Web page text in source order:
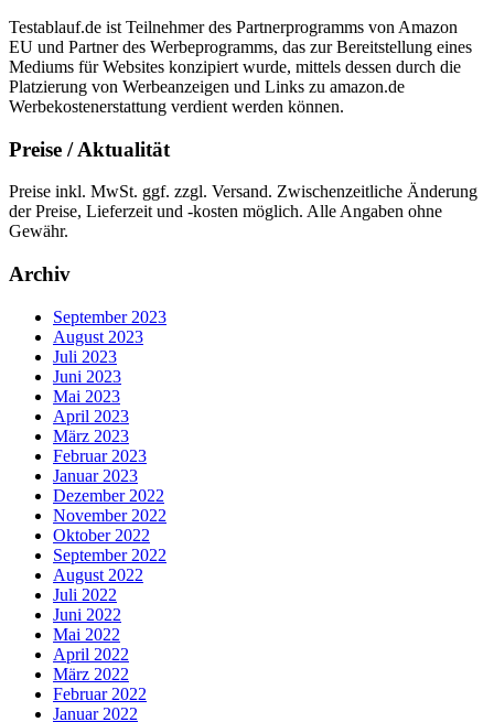
Testablauf.de ist Teilnehmer des Partnerprogramms von Amazon
EU und Partner des Werbeprogramms, das zur Bereitstellung eines
Mediums für Websites konzipiert wurde, mittels dessen durch die
Platzierung von Werbeanzeigen und Links zu amazon.de
Werbekostenerstattung verdient werden können.
Preise / Aktualität
Preise inkl. MwSt. ggf. zzgl. Versand. Zwischenzeitliche Änderung
der Preise, Lieferzeit und -kosten möglich. Alle Angaben ohne
Gewähr.
Archiv
September 2023
August 2023
Juli 2023
Juni 2023
Mai 2023
April 2023
März 2023
Februar 2023
Januar 2023
Dezember 2022
November 2022
Oktober 2022
September 2022
August 2022
Juli 2022
Juni 2022
Mai 2022
April 2022
März 2022
Februar 2022
Januar 2022